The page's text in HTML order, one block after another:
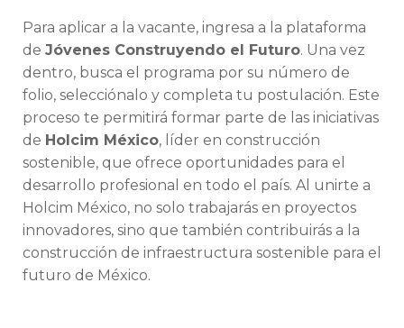
Para aplicar a la vacante, ingresa a la plataforma
de Jóvenes Construyendo el Futuro. Una vez
dentro, busca el programa por su número de
folio, selecciónalo y completa tu postulación. Este
proceso te permitirá formar parte de las iniciativas
de Holcim México, líder en construcción
sostenible, que ofrece oportunidades para el
desarrollo profesional en todo el país. Al unirte a
Holcim México, no solo trabajarás en proyectos
innovadores, sino que también contribuirás a la
construcción de infraestructura sostenible para el
futuro de México.